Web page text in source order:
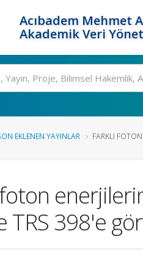
Acıbadem Mehmet
Akademik Veri
EKLENEN YAYINLAR FARKLI
foton
TRS 398'e